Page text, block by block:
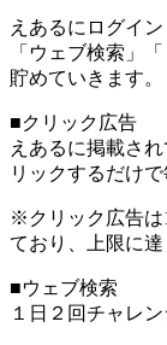
えあるにログイ
「ウェブ検索」
貯めていきます。
■クリック広告
えあるに掲載さ
リックするだけ
※クリック広告は
ており、上限に達
■ウェブ検索
１日２回チャレン